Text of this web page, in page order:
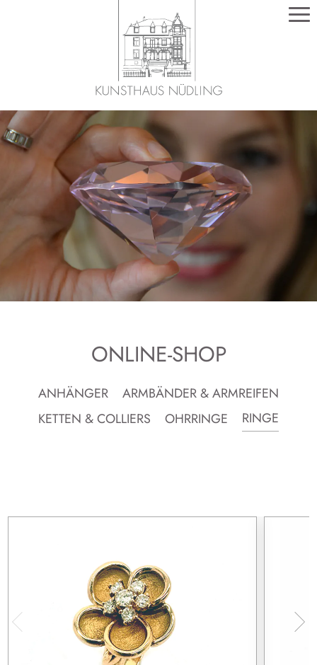
ONLINE-SHOP
ANHÄNGER
ARMBÄNDER & ARMREIFEN
KETTEN & COLLIERS
OHRRINGE RINGE